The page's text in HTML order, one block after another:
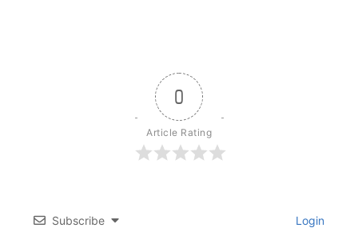
0
Article Rating
Subscribe Login